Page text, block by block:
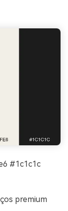
#1c1c1c
premium